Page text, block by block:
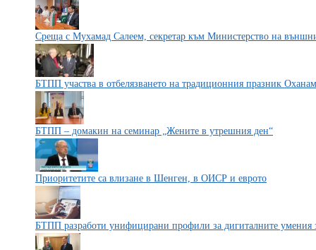
Среща с Мухамад Салеем, секретар към Министерство на
БТПП участва в отбелязването на традиционния празник
БТПП – домакин на семинар „Жените в утрешния ден“
Приоритетите са влизане в Шенген, в ОИСР и еврото
БТПП разработи унифицирани профили за дигиталните умения